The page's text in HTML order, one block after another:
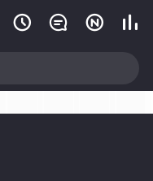
   